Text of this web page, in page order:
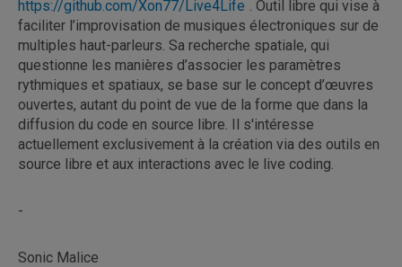
https://github.com/Xon77/Live4Life
. Outil libre qui vise à
faciliter l’improvisation de musiques électroniques sur de
multiples haut-parleurs. Sa recherche spatiale, qui
questionne les manières d’associer les paramètres
rythmiques et spatiaux, se base sur le concept d’œuvres
ouvertes, autant du point de vue de la forme que dans la
diffusion du code en source libre. Il s'intéresse
actuellement exclusivement à la création via des outils en
source libre et aux interactions avec le live coding.
-
Sonic Malice